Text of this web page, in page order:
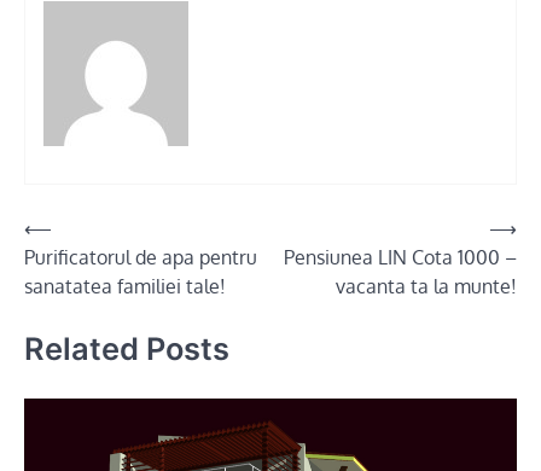
Post
navigation
⟵
Purificatorul de apa pentru
sanatatea familiei tale!
Pensiunea LIN Cota 1000 –
vacanta ta la munte!
⟶
Related Posts